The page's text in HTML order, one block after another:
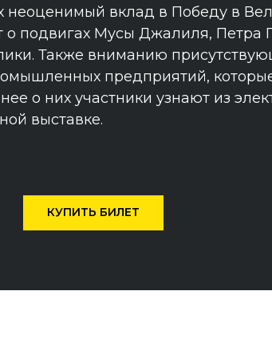
неоценимый вклад в Победу в
о подвигах Мусы Джалиля, Петра
Также вниманию
предприятий,
о них участники узнают из
выставке.
КУПИТЬ БИЛЕТ